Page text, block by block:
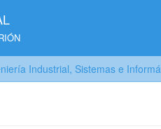
Industrial, Sistemas e